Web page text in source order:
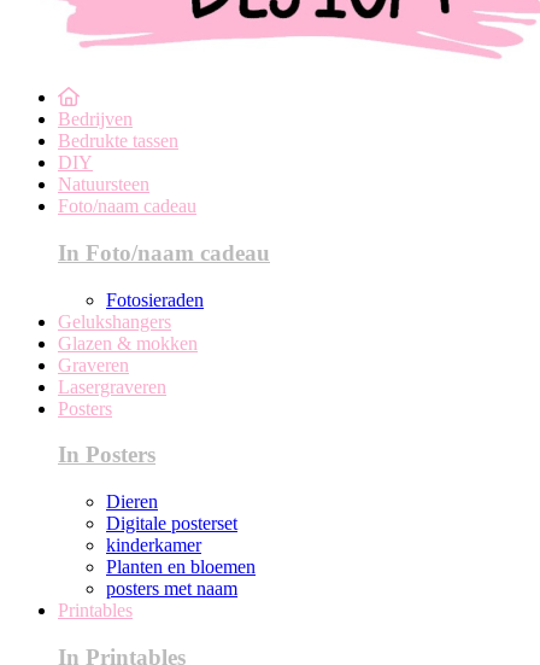
Bedrijven
Bedrukte tassen
DIY
Natuursteen
Foto/naam cadeau
In Foto/naam cadeau
Fotosieraden
Gelukshangers
Glazen & mokken
Graveren
Lasergraveren
Posters
In Posters
Dieren
Digitale posterset
kinderkamer
Planten en bloemen
posters met naam
Printables
In Printables